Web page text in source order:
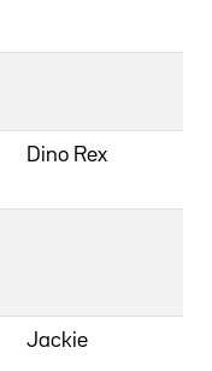
Dino Rex
Jackie